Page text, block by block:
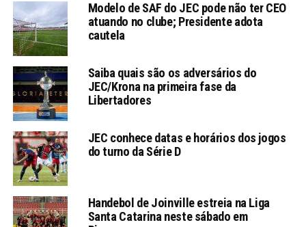
Modelo de SAF do JEC pode não ter CEO
atuando no clube; Presidente adota
cautela
Saiba quais são os adversários do
JEC/Krona na primeira fase da
Libertadores
JEC conhece datas e horários dos jogos
do turno da Série D
Handebol de Joinville estreia na Liga
Santa Catarina neste sábado em